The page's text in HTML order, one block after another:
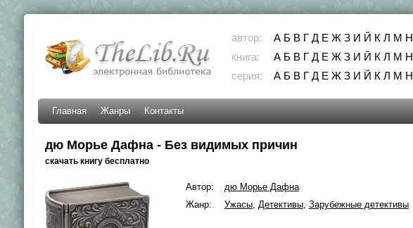
автор: А Б В Г Д Е Ж З И Й К Л М Н
книга:
А Б В Г Д Е Ж З И Й К Л М Н
серия:
А Б В Г Д Е Ж З И Й К Л М Н
Главная Жанры Контакты
дю Морье Дафна - Без видимых причин
скачать книгу бесплатно
Автор:
дю Морье Дафна
Жанр:
Ужасы, Детективы, Зарубежные детективы